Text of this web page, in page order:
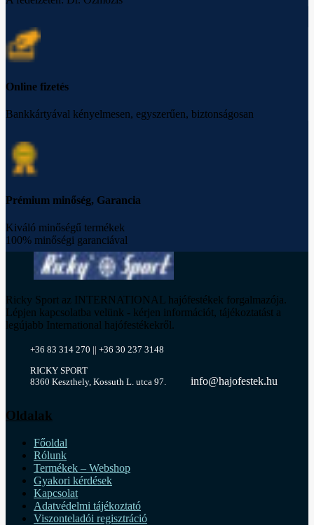
Online fizetés
Bankkártyával kényelmesen, egyszerűen, biztonságosan
Prémium minőség, Garancia
Kiváló minőségű termékek
100% minőségi garanciával
Ricky Sport az INTERNATIONAL hajófestékek forgalmazója.
Lépjen kapcsolatba velünk - kérjen információt, tájékoztatást a
legújabb International hajófestékekről.
+36 83 314 270 || +36 30 237 3148
RICKY SPORT
8360 Keszthely, Kossuth L. utca 97.
info@hajofestek.hu
Oldalak
Főoldal
Rólunk
Termékek – Webshop
Gyakori kérdések
Kapcsolat
Adatvédelmi tájékoztató
Viszonteladói regisztráció